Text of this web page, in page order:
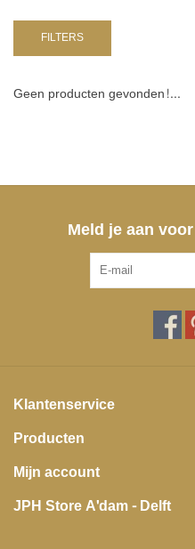
NURSERY / TABLEWARE
FILTERS
Geen producten gevonden!...
Meld je aan
Klantenservice
Producten
Mijn account
JPH Store A'dam - Delft